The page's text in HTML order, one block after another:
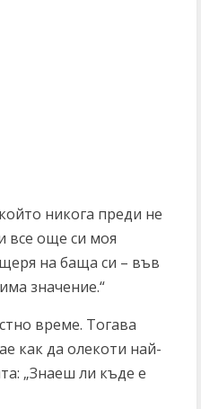
никога преди не
все още си моя
на баща си – във
значение.“
време. Тогава
как да олекоти най-
„Знаеш ли къде е